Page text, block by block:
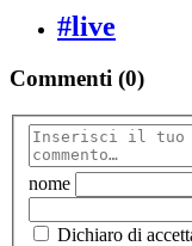
#live
Commenti (0)
nome
Dichiaro di